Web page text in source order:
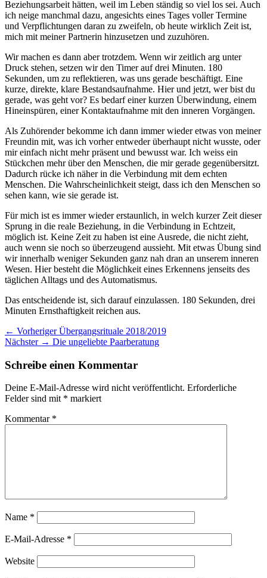
Beziehungsarbeit hätten, weil im Leben ständig so viel los sei. Auch
ich neige manchmal dazu, angesichts eines Tages voller Termine
und Verpflichtungen daran zu zweifeln, ob heute wirklich Zeit ist,
mich mit meiner Partnerin hinzusetzen und zuzuhören.
Wir machen es dann aber trotzdem. Wenn wir zeitlich arg unter
Druck stehen, setzen wir den Timer auf drei Minuten. 180
Sekunden, um zu reflektieren, was uns gerade beschäftigt. Eine
kurze, direkte, klare Bestandsaufnahme. Hier und jetzt, wer bist du
gerade, was geht vor? Es bedarf einer kurzen Überwindung, einem
Hineinspüren, einer Kontaktaufnahme mit den inneren Vorgängen.
Als Zuhörender bekomme ich dann immer wieder etwas von meiner
Freundin mit, was ich vorher entweder überhaupt nicht wusste, oder
mir einfach nicht mehr präsent und bewusst war. Ich weiss ein
Stückchen mehr über den Menschen, die mir gerade gegenübersitzt.
Dadurch rücke ich näher in die Verbindung mit dem echten
Menschen. Die Wahrscheinlichkeit steigt, dass ich den Menschen so
sehen kann, wie sie gerade ist.
Für mich ist es immer wieder erstaunlich, in welch kurzer Zeit dieser
Sprung in die reale Beziehung, in die Verbindung in Echtzeit,
möglich ist. Keine Zeit zu haben ist eine Ausrede, die nicht zieht,
auch wenn sie noch so überzeugend aussieht. Mit etwas Übung sind
wir innerhalb weniger Sekunden ganz nah dran an unserem inneren
Wesen. Hier besteht die Möglichkeit eines Erkennens jenseits des
täglichen Alltags und des Automatismus.
Das entscheidende ist, sich darauf einzulassen. 180 Sekunden, drei
Minuten Ernsthaftigkeit reichen aus.
Beitragsnavigation
← Vorheriger Vorheriger
Beitrag:
Übergangsrituale 2018/2019
Nächster → Nächster
Die ungeliebte Paarberatung
Schreibe einen Kommentar
Deine E-Mail-Adresse wird nicht veröffentlicht. Erforderliche
Felder sind mit * markiert
Kommentar *
Name *
E-Mail-Adresse *
Website